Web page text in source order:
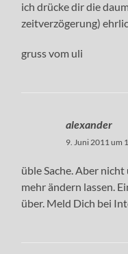
ich drücke dir die
zeitverzögerung)
gruss vom uli
alexander
9. Juni 2011 um
üble Sache. Aber
mehr ändern lassen.
über. Meld Dich bei